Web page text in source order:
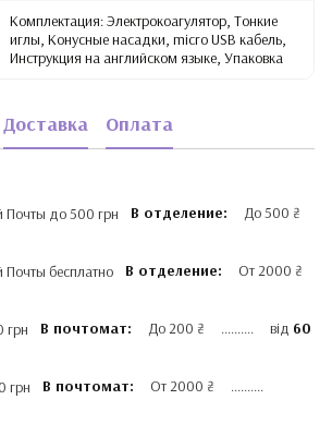
Комплектация: Электрокоагулятор, Тонкие
иглы, Конусные насадки, micro USB кабель,
Инструкция на английском языке, Упаковка
Доставка Оплата
В отделение: До 500 ₴
В отделение: От 2000 ₴
В почтомат: До 200 ₴ .......... від 60
В почтомат: От 2000 ₴ ..........